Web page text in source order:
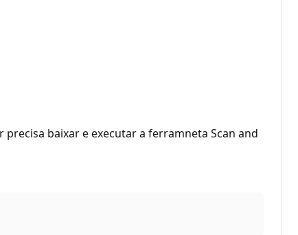
baixar e executar a ferramneta Scan and